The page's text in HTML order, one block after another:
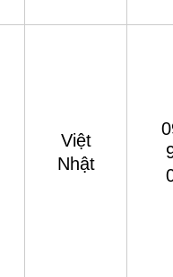
Việt
Nhật